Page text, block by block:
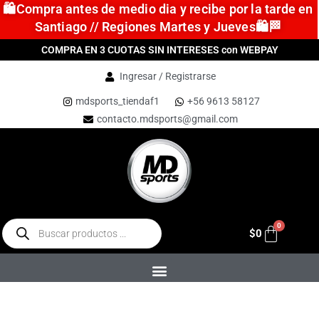
🛍️Compra antes de medio dia y recibe por la tarde en
Santiago // Regiones Martes y Jueves🛍️🏁
COMPRA EN 3 CUOTAS SIN INTERESES con WEBPAY
Ingresar / Registrarse
mdsports_tiendaf1
+56 9613 58127
contacto.mdsports@gmail.com
$0